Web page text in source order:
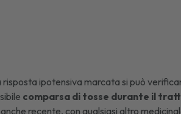
risposta ipotensiva marcata si può
comparsa di tosse durante il
recente, con qualsiasi altro